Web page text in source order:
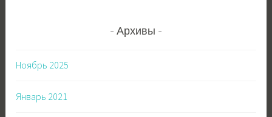
Архивы
Ноябрь 2025
Январь 2021